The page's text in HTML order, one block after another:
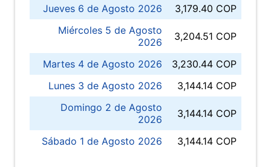
Jueves 6 de Agosto 2026
3,179.40 COP
Miércoles 5 de Agosto
2026
3,204.51 COP
Martes 4 de Agosto 2026
3,230.44 COP
Lunes 3 de Agosto 2026
3,144.14 COP
Domingo 2 de Agosto
2026
3,144.14 COP
Sábado 1 de Agosto 2026 3,144.14 COP